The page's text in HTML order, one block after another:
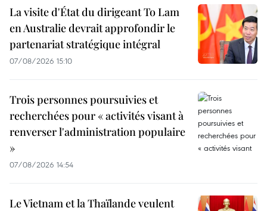
La visite d'État du dirigeant To Lam
en Australie devrait approfondir le
partenariat stratégique intégral
07/08/2026 15:10
Trois personnes poursuivies et
recherchées pour « activités visant à
renverser l'administration populaire
»
07/08/2026 14:54
Le Vietnam et la Thaïlande veulent